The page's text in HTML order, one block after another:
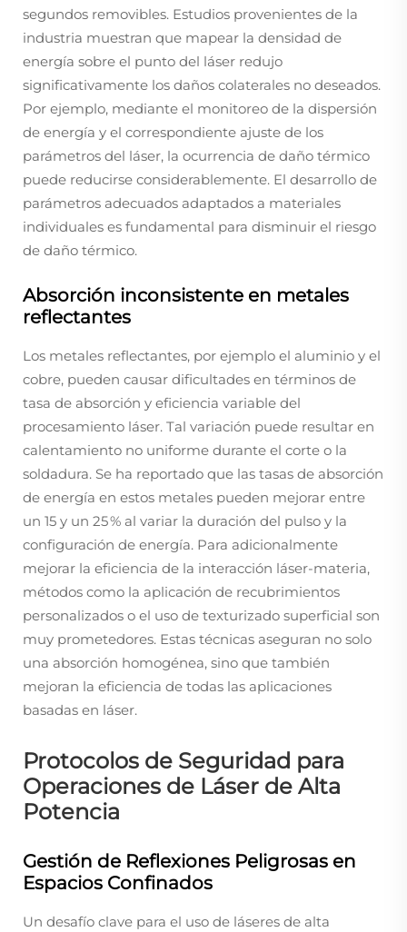
segundos removibles. Estudios provenientes de la
industria muestran que mapear la densidad de
energía sobre el punto del láser redujo
significativamente los daños colaterales no deseados.
Por ejemplo, mediante el monitoreo de la dispersión
de energía y el correspondiente ajuste de los
parámetros del láser, la ocurrencia de daño térmico
puede reducirse considerablemente. El desarrollo de
parámetros adecuados adaptados a materiales
individuales es fundamental para disminuir el riesgo
de daño térmico.
Absorción inconsistente en metales
reflectantes
Los metales reflectantes, por ejemplo el aluminio y el
cobre, pueden causar dificultades en términos de
tasa de absorción y eficiencia variable del
procesamiento láser. Tal variación puede resultar en
calentamiento no uniforme durante el corte o la
soldadura. Se ha reportado que las tasas de absorción
de energía en estos metales pueden mejorar entre
un 15 y un 25 % al variar la duración del pulso y la
configuración de energía. Para adicionalmente
mejorar la eficiencia de la interacción láser-materia,
métodos como la aplicación de recubrimientos
personalizados o el uso de texturizado superficial son
muy prometedores. Estas técnicas aseguran no solo
una absorción homogénea, sino que también
mejoran la eficiencia de todas las aplicaciones
basadas en láser.
Protocolos de Seguridad para
Operaciones de Láser de Alta
Potencia
Gestión de Reflexiones Peligrosas en
Espacios Confinados
Un desafío clave para el uso de láseres de alta